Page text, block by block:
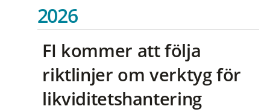
2026
FI kommer att följa
riktlinjer om verktyg för
likviditetshantering